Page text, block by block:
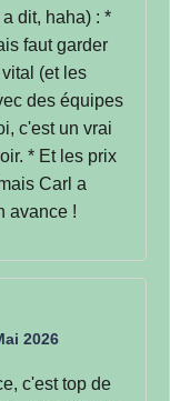
dit, haha) : *
faut garder
(et les
des équipes
c'est un vrai
* Et les prix
Carl a
avance !
2026
c'est top de